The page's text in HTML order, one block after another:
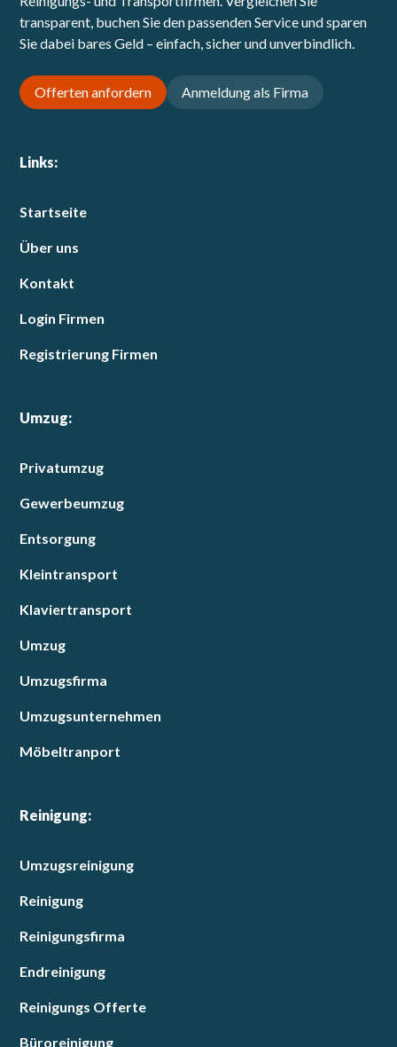
transparent, buchen Sie den passenden Service und sparen
Sie dabei bares Geld – einfach, sicher und unverbindlich.
Offerten anfordern Anmeldung als Firma
Links:
Startseite
Über uns
Kontakt
Login Firmen
Registrierung Firmen
Umzug:
Privatumzug
Gewerbeumzug
Entsorgung
Kleintransport
Klaviertransport
Umzug
Umzugsfirma
Umzugsunternehmen
Möbeltranport
Reinigung:
Umzugsreinigung
Reinigung
Reinigungsfirma
Endreinigung
Reinigungs Offerte
Büroreinigung